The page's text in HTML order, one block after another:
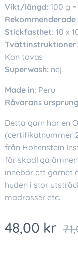
Vikt/längd: 100 g
Rekommenderade
Stickfasthet: 10 x
Tvättinstruktioner
Kan tovas
Superwash: nej
Made in: Peru
Råvarans
Detta garn har en
(certifikatnummer
från Hohenstein
för skadliga
innebär att garnet
huden i stor
madrasser etc.
48,00 kr